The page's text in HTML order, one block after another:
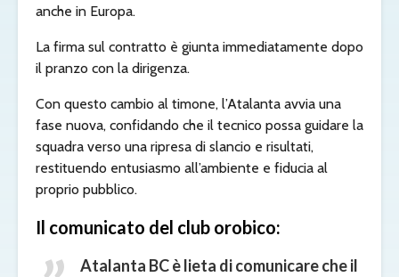
anche in Europa.
La firma sul contratto è giunta immediatamente dopo
il pranzo con la dirigenza.
Con questo cambio al timone, l’Atalanta avvia una
fase nuova, confidando che il tecnico possa guidare la
squadra verso una ripresa di slancio e risultati,
restituendo entusiasmo all’ambiente e fiducia al
proprio pubblico.
Il comunicato del club orobico:
Atalanta BC è lieta di comunicare che il